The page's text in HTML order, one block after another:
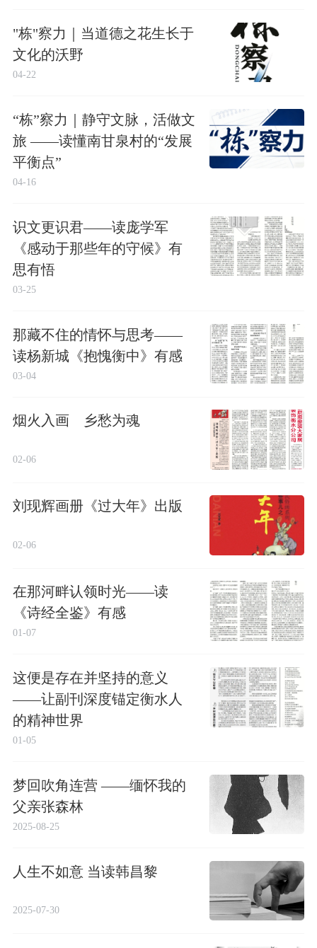
"栋"察力｜当道德之花生长于
文化的沃野
04-22
“栋”察力｜静守文脉，活做文
旅 ——读懂南甘泉村的“发展
平衡点”
04-16
识文更识君——读庞学军
《感动于那些年的守候》有
思有悟
03-25
那藏不住的情怀与思考——
读杨新城《抱愧衡中》有感
03-04
烟火入画 乡愁为魂
02-06
刘现辉画册《过大年》出版
02-06
在那河畔认领时光——读
《诗经全鉴》有感
01-07
这便是存在并坚持的意义
——让副刊深度锚定衡水人
的精神世界
01-05
梦回吹角连营 ——缅怀我的
父亲张森林
2025-08-25
人生不如意 当读韩昌黎
2025-07-30